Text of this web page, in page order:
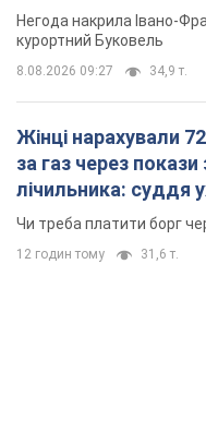
Відео
Негода накрила Івано-
курортний Буковель
8.08.2026 09:27 34,9 т.
Жінці нарахували
за газ через покази
лічильника: суддя
неочікуване
Чи треба платити борг
12 годин тому 31,6 т.